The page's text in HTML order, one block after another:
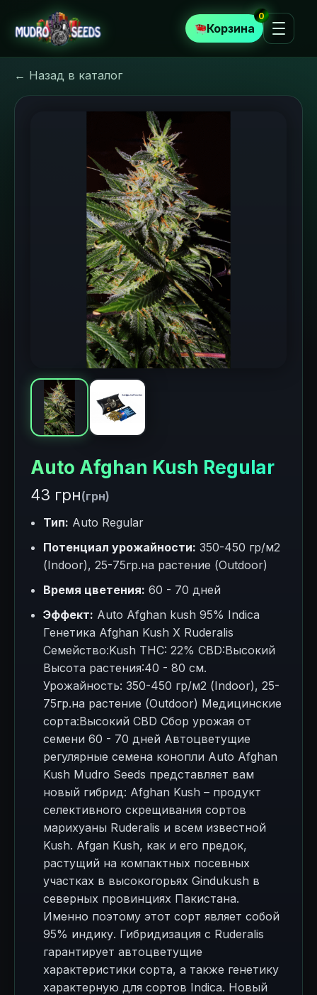
Корзина
0
← Назад в каталог
Auto Afghan Kush Regular
43 грн(грн)
Тип: Auto Regular
Потенциал урожайности: 350-450 гр/м2
(Indoor), 25-75гр.на растение (Outdoor)
Время цветения: 60 - 70 дней
Эффект: Auto Afghan kush 95% Indica
Генетика Afghan Kush X Ruderalis
Семейство:Kush THC: 22% CBD:Высокий
Высота растения:40 - 80 см.
Урожайность: 350-450 гр/м2 (Indoor), 25-
75гр.на растение (Outdoor) Медицинские
сорта:Высокий CBD Сбор урожая от
семени 60 - 70 дней Автоцветущие
регулярные семена конопли Auto Afghan
Kush Mudro Seeds представляет вам
новый гибрид: Afghan Kush – продукт
селективного скрещивания сортов
марихуаны Ruderalis и всем известной
Kush. Afgan Kush, как и его предок,
растущий на компактных посевных
участках в высокогорьях Gindukush в
северных провинциях Пакистана.
Именно поэтому этот сорт являет собой
95% индику. Гибридизация с Ruderalis
гарантирует автоцветущие
характеристики сорта, а также генетику
характерную для сортов Indica. Новый